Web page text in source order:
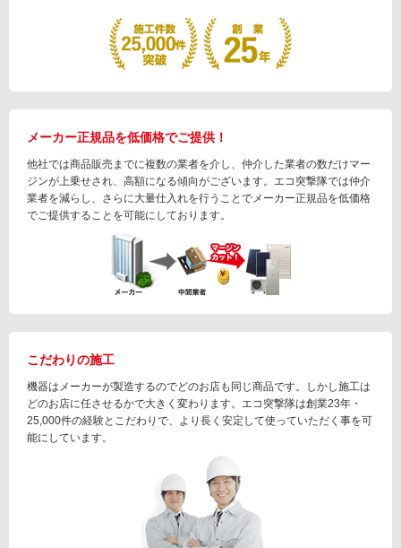
メーカー正規品を低価格でご提供！
他社では商品販売までに複数の業者を介し、仲介した業者の数だけマー
ジンが上乗せされ、高額になる傾向がございます。エコ突撃隊では仲介
業者を減らし、さらに大量仕入れを行うことでメーカー正規品を低価格
でご提供することを可能にしております。
こだわりの施工
機器はメーカーが製造するのでどのお店も同じ商品です。しかし施工は
どのお店に任させるかで大きく変わります。エコ突撃隊は創業23年・
25,000件の経験とこだわりで、より長く安定して使っていただく事を可
能にしています。